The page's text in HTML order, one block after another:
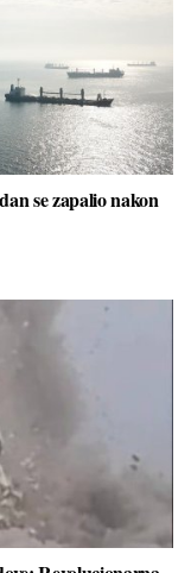
se zapalio nakon